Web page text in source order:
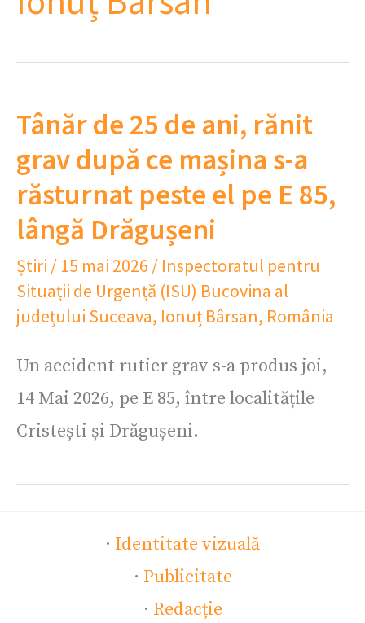
Tânăr de 25 de ani, rănit
grav după ce mașina s-a
răsturnat peste el pe E 85,
lângă Drăgușeni
Știri / 15 mai 2026 / Inspectoratul pentru
Situații de Urgență (ISU) Bucovina al
județului Suceava, Ionuț Bârsan, România
Un accident rutier grav s-a produs joi,
14 Mai 2026, pe E 85, între localitățile
Cristești și Drăgușeni.
· Identitate vizuală
· Publicitate
· Redacție